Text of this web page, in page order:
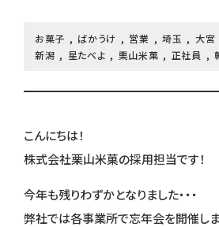
お菓子 ばかうけ 営業 埼玉 大宮
新潟
星たべよ 栗山米菓 正社員
こんにちは！
株式会社栗山米菓の採用担当です！
今年も残りわずかとなりました・・・
弊社では各事業所で忘年会を開催しま